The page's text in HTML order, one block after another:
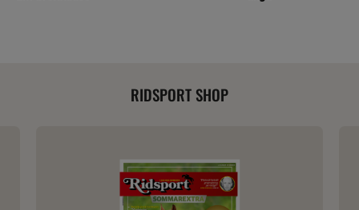
RIDSPORT SHOP